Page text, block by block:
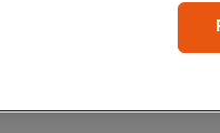
y Alimentación
crecimiento del sector